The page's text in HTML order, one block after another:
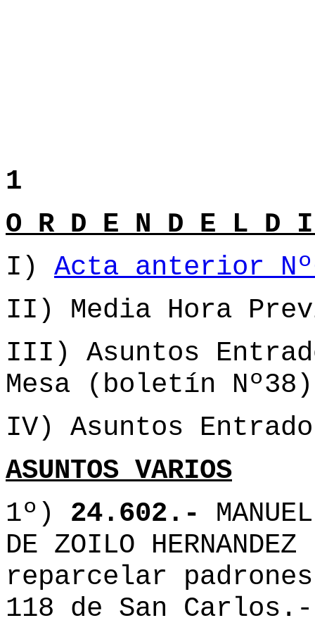
1
O R D E N D E L D
I) Acta anterior
II) Media Hora
III) Asuntos
Mesa (boletín
IV) Asuntos
ASUNTOS VARIOS
1º) 24.602.-
DE ZOILO
reparcelar
118 de San Carlos.-